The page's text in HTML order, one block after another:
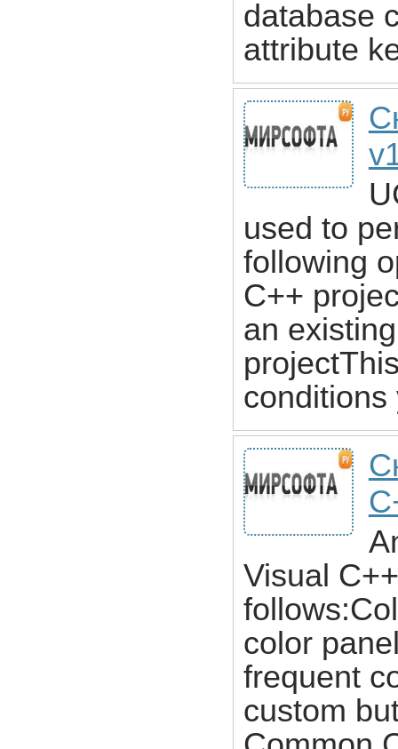
database
attribute
used to
following
C++
an
conditions
Visual
color
frequent
custom